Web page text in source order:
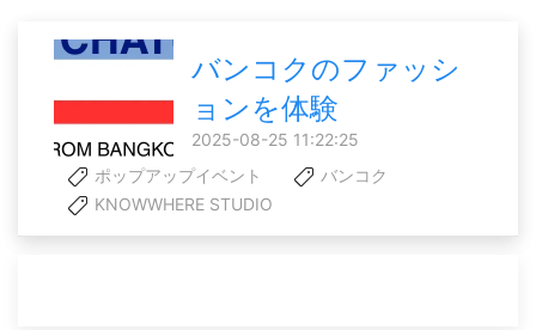
バンコクのファッシ
ョンを体験
2025-08-25 11:22:25
ポップアップイベント
バンコク
KNOWWHERE STUDIO